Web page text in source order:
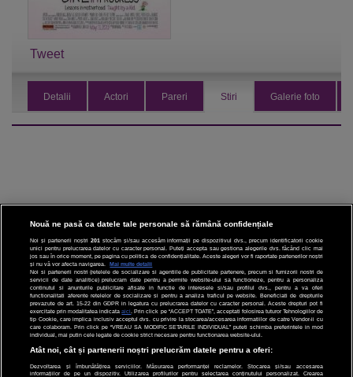
Tweet
Detalii Actori Pareri Stiri Galerie foto
CINEMA
DIVERTISMENT
STIRI
TEHNOLOGIE
SPORT
Nouă ne pasă ca datele tale personale să rămână confidențiale
Noi și partenerii noștri 201 stocăm și/sau accesăm informații pe dispozitivul dvs., precum identificatorii cookie
unici pentru prelucrarea datelor cu caracter personal. Puteți accepta sau gestiona alegerile dvs. făcând clic mai
jos sau în orice moment, pe pagina cu politica de confidențialitate. Aceste alegeri vor fi raportate partenerilor noștri
și nu vă vor afecta navigarea.
Mai multe detalii
Noi si partenerii nostri (retelele de socializare si agentiile de publicitate partenere, precum si furnizorii nostri de
servicii de date analitice) prelucram date pentru a permite website-ului sa functioneze, pentru a personaliza
continutul si anunturile publicitare afisate in functie de interesele si/sau profilul dvs., pentru a va oferi
functionalitati aferente retelelor de socializare si pentru a analiza traficul pe website. Beneficiati de drepturile
prevazute de art. 15-22 din GDPR in legatura cu prelucrarea datelor cu caracter personal. Aceste drepturi pot fi
exercitate prin modalitatea indicataaici . Prin click pe “ACCEPT TOATE”, acceptati folosirea tuturor Tehnologiilor de
tip Cookie, care implica inclusiv acceptul dvs. cu privire la stocarea/accesarea informatiilor de catre Vendor-ii cu
care colaboram. Prin click pe “VREAU SA MODIFIC SETARILE INDIVIDUAL” puteti schimba preferintele in mod
individual, mai putin cele legate de cookie strict necesare pentru functionarea website-ului.
Atât noi, cât și partenerii noștri prelucrăm datele pentru a oferi:
Dezvoltarea și îmbunătățirea serviciilor. Măsurarea performanței reclamelor. Stocarea și/sau accesarea
informațiilor de pe un dispozitiv. Utilizarea profilurilor pentru selectarea conținutului personalizat. Crearea